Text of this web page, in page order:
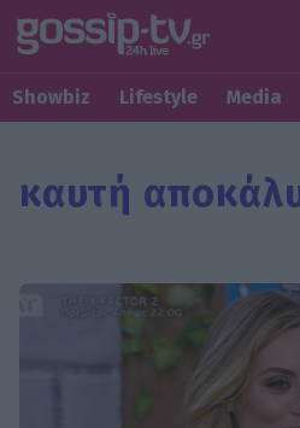
Showbiz Lifestyle Media
καυτή